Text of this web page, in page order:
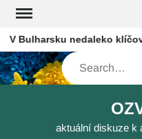
Skip
content
Bulharsku nedaleko
Search
aktuální diskuze k